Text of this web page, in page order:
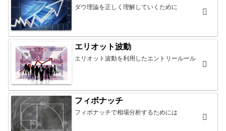
ダウ理論を正しく理解していくために
エリオット波動
エリオット波動を利用したエントリールール
フィボナッチ
フィボナッチで相場分析するためには